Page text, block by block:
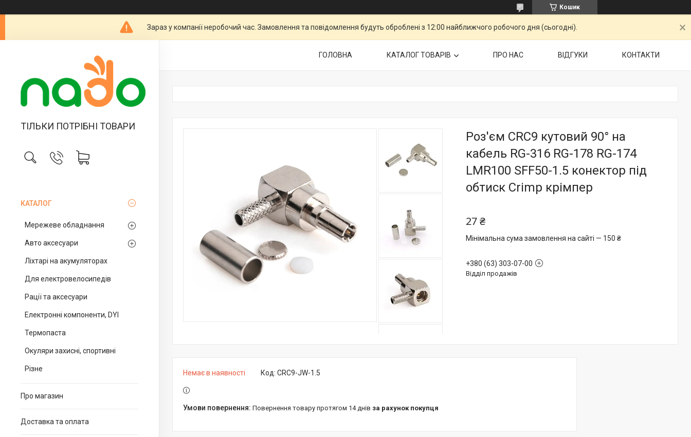
Кошик
Зараз у компанії неробочий час. Замовлення та повідомлення будуть оброблені з 12:00 найближчого робочого дня (сьогодні).
ТІЛЬКИ ПОТРІБНІ ТОВАРИ
КАТАЛОГ
Мережеве обладнання
Авто аксесуари
Ліхтарі на акумуляторах
Для електровелосипедів
Рації та аксесуари
Електронні компоненти, DYI
Термопаста
Окуляри захисні, спортивні
Різне
Про магазин
Доставка та оплата
ГОЛОВНА КАТАЛОГ ТОВАРІВ ПРО НАС ВІДГУКИ КОНТАКТИ
Роз'єм CRC9 кутовий 90° на
кабель RG-316 RG-178 RG-174
LMR100 SFF50-1.5 конектор під
обтиск Crimp крімпер
27 ₴
Мінімальна сума замовлення на сайті — 150 ₴
+380 (63) 303-07-00
Відділ продажів
Немає в наявності Код: CRC9-JW-1.5
повернення товару протягом 14 днів за рахунок покупця